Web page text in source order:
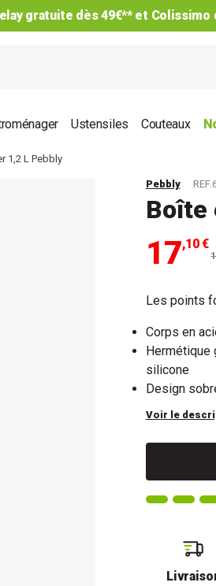
gratuite dès 49€** et Colissimo
Ustensiles Couteaux
1,2 L Pebbly
Pebbly
Boîte
17,10 €
Les points
Corps en
Hermétique
silicone
Design
Voir le